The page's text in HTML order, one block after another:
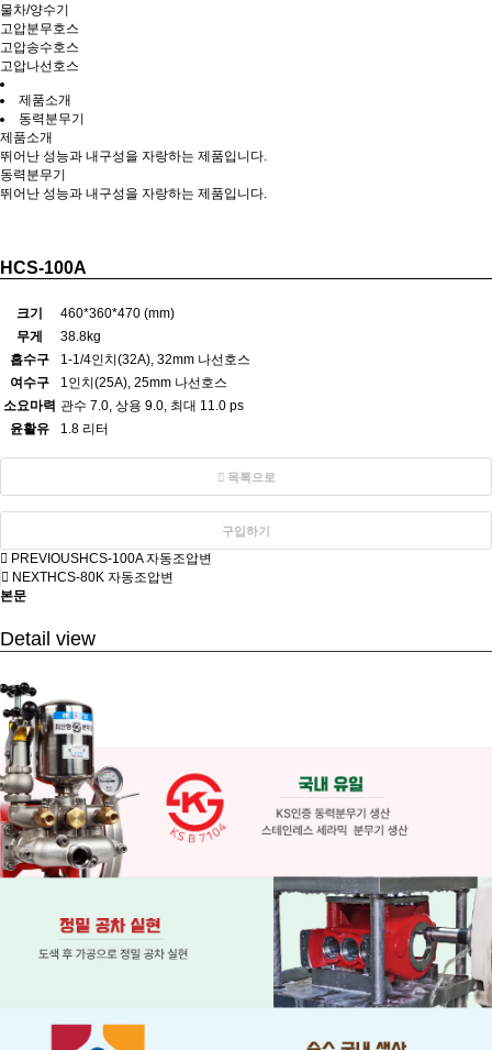
물차/양수기
고압분무호스
고압송수호스
고압나선호스
제품소개
동력분무기
제품소개
뛰어난 성능과 내구성을 자랑하는 제품입니다.
동력분무기
뛰어난 성능과 내구성을 자랑하는 제품입니다.
HCS-100A
크기
460*360*470 (mm)
무게
38.8kg
흡수구
1-1/4인치(32A), 32mm 나선호스
여수구
1인치(25A), 25mm 나선호스
소요마력 관수 7.0, 상용 9.0, 최대 11.0 ps
윤활유
1.8 리터
목록으로
구입하기
PREVIOUSHCS-100A 자동조압변
NEXTHCS-80K 자동조압변
본문
Detail view